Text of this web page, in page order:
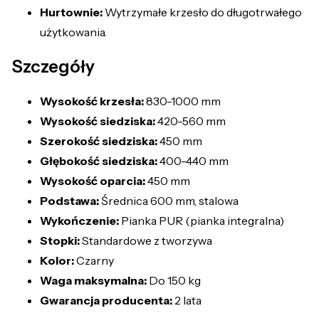
Hurtownie: Wytrzymałe krzesło do długotrwałego
użytkowania.
Szczegóły
Wysokość krzesła:830-1000 mm
Wysokość siedziska:420-560 mm
Szerokość siedziska:450 mm
Głębokość siedziska:400-440 mm
Wysokość oparcia:450 mm
Podstawa:Średnica 600 mm, stalowa
Wykończenie: Pianka PUR (pianka integralna)
Stopki:Standardowe z tworzywa
Kolor:Czarny
Waga maksymalna: Do 150 kg
Gwarancja producenta: 2 lata